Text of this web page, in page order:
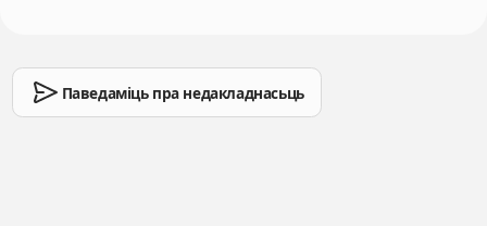
Паведаміць пра недакладнасьць